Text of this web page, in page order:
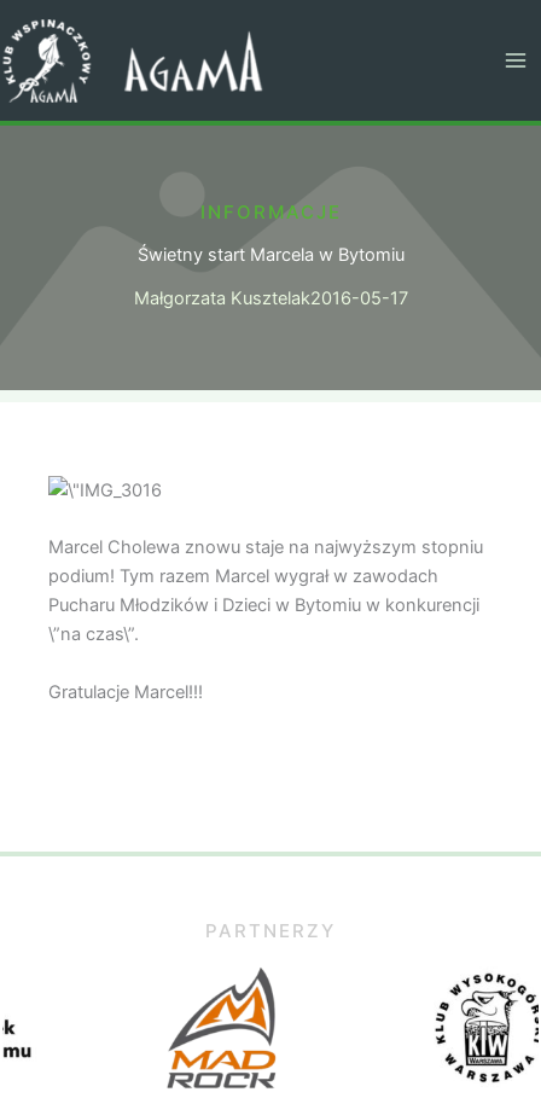
do
treści
INFORMACJE
Świetny start Marcela w Bytomiu
Małgorzata Kusztelak2016-05-17
Marcel Cholewa znowu staje na najwyższym stopniu
podium! Tym razem Marcel wygrał w zawodach
Pucharu Młodzików i Dzieci w Bytomiu w konkurencji
\”na czas\”.
Gratulacje Marcel!!!
PARTNERZY